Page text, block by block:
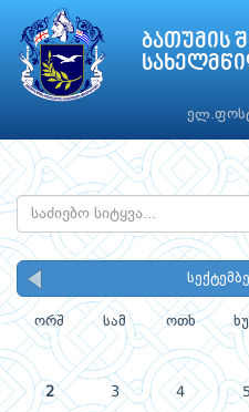
ბათუმის
ორშ სამ ოთხ
2 3 4